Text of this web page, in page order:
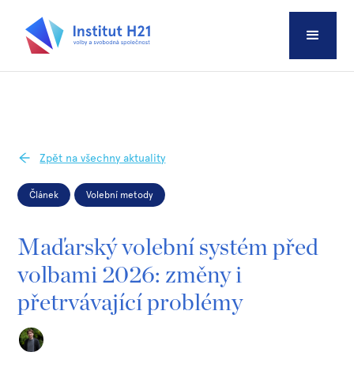
Zpět na všechny aktuality
Článek Volební metody
Maďarský volební systém před
volbami 2026: změny i
přetrvávající problémy